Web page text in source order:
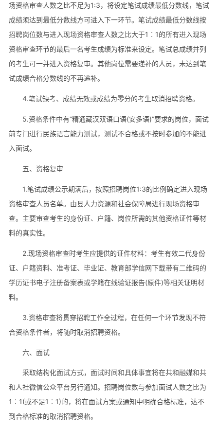
场资格审查人数之比不足为1:3，将设定笔试成绩最低分数线，笔试
成绩须达到最低分数线方可进入下一环节。笔试成绩最低分数线按
招聘岗位数与进入现场资格审查人数之比大于1︰1的所有进入现场
资格审查环节的最后一名考生成绩为标准来设定。笔试总成绩并列
的考生可一并进入资格复审。其他岗位需要递补的人员，未达到笔
试成绩合格分数线的不再递补。
4.笔试缺考、成绩无效或成绩为零分的考生取消招聘资格。
5.资格条件中有“精通藏汉双语口语(安多语)”要求的岗位，面试
前专门进行民族语言能力测试，测试不合格或不按时参加的不能进
入面试。
五、资格复审
1.笔试成绩公示期满后，按照招聘岗位1:3的比例确定进入现场
资格审查人员名单。由县人力资源和社会保障局进行现场资格审
查。主要审查考生的身份证、户籍、岗位所需的其他资格证件等材
料的真实性。
2.现场资格审查时考生应提供的证件材料：考生有效二代身份
证、户籍资料、准考证、毕业证、教育部学信网下载带有二维码的
学历证书电子注册备案表或学籍在线验证报告(原件)等相关证明材
料。
3.资格审查将贯穿招聘工作全过程，在任何一个环节发现不符
合资格条件者，将随时取消招聘资格。
六、面试
采取结构化面试方式，面试时间和具体事宜将在共和融媒和共
和人社微信公众平台另行通知。招聘岗位数与参加面试人数之比为
1︰1(或不足1︰1)的，将在面试方案或通知中明确合格标准，达不
到合格标准的取消招聘资格。